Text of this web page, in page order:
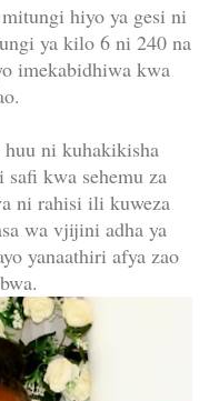
hiyo ya gesi ni
ya kilo 6 ni 240 na
imekabidhiwa kwa
ni kuhakikisha
kwa sehemu za
ni rahisi ili kuweza
wa vjijini adha ya
yanaathiri afya zao